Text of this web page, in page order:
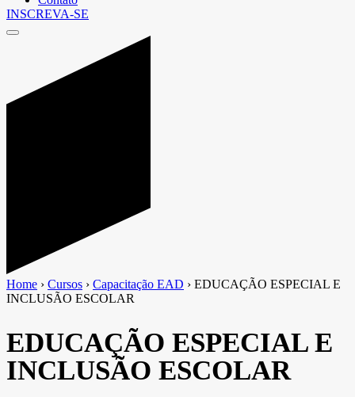
INSCREVA-SE
Home › Cursos › Capacitação EAD › EDUCAÇÃO ESPECIAL E
INCLUSÃO ESCOLAR
EDUCAÇÃO ESPECIAL E
INCLUSÃO ESCOLAR